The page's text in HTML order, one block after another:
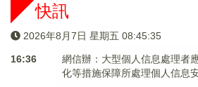
快訊
2026年8月7日 星期五 08:45:35
16:36
網信辦：大型個人信息處理者
化等措施保障所處理個人信息